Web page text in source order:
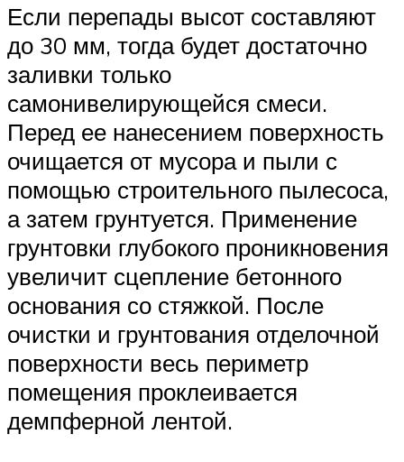
Если перепады высот составляют
до 30 мм, тогда будет достаточно
заливки только
самонивелирующейся смеси.
Перед ее нанесением поверхность
очищается от мусора и пыли с
помощью строительного пылесоса,
а затем грунтуется. Применение
грунтовки глубокого проникновения
увеличит сцепление бетонного
основания со стяжкой. После
очистки и грунтования отделочной
поверхности весь периметр
помещения проклеивается
демпферной лентой.